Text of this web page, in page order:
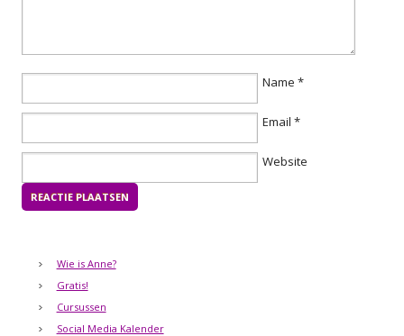
Name *
Email *
Website
Wie is Anne?
Gratis!
Cursussen
Social Media Kalender